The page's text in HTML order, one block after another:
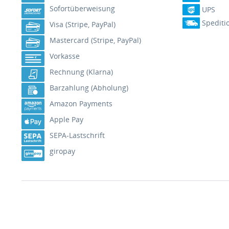
Sofortüberweisung
Visa (Stripe, PayPal)
Mastercard (Stripe, PayPal)
Vorkasse
Rechnung (Klarna)
Barzahlung (Abholung)
Amazon Payments
Apple Pay
SEPA-Lastschrift
giropay
UPS